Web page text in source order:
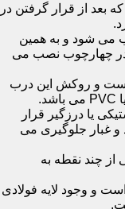
از قرار گرفتن در
می شود و به همین
در چهارچوب نصب می
و روکش این درب
یا درزگیر قرار
و غبار جلوگیری می
چند نقطه به
و وجود لایه فولادی